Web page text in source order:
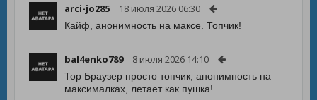
arci-jo285 18 июля 2026 06:30
Кайф, анонимность на максе. Топчик!
bal4enko789 8 июля 2026 14:10
Тор Браузер просто топчик, анонимность на
максималках, летает как пушка!